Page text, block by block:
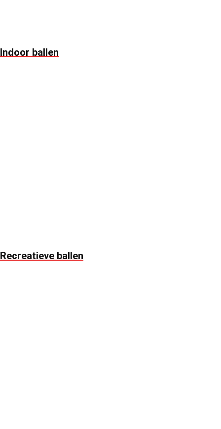
Indoor ballen
Recreatieve ballen